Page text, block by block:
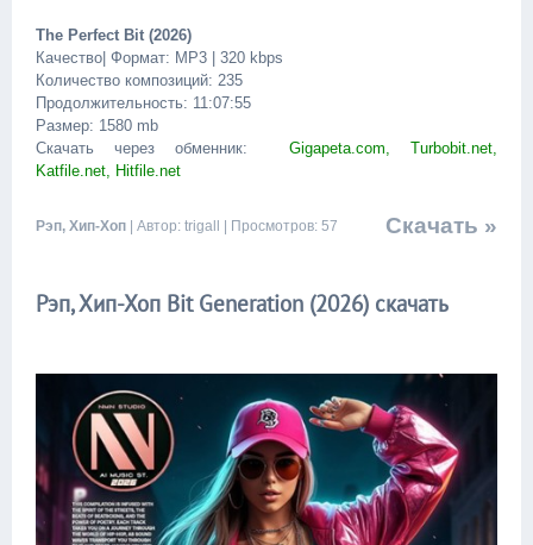
The Perfect Bit (2026)
Качество| Формат: MP3 | 320 kbps
Количество композиций: 235
Продолжительность: 11:07:55
Размер: 1580 mb
Скачать через обменник: Gigapeta.com, Turbobit.net,
Katfile.net, Hitfile.net
Скачать »
Рэп, Хип-Хоп | Автор: trigall | Просмотров: 57
Рэп, Хип-Хоп Bit Generation (2026) скачать